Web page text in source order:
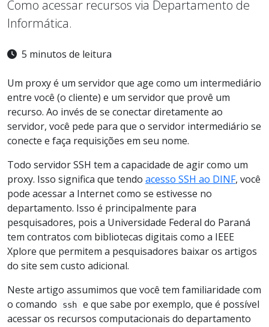
Como acessar recursos via Departamento de
Informática.
5 minutos de leitura
Um proxy é um servidor que age como um intermediário
entre você (o cliente) e um servidor que provê um
recurso. Ao invés de se conectar diretamente ao
servidor, você pede para que o servidor intermediário se
conecte e faça requisições em seu nome.
Todo servidor SSH tem a capacidade de agir como um
proxy. Isso significa que tendo acesso SSH ao DINF, você
pode acessar a Internet como se estivesse no
departamento. Isso é principalmente para
pesquisadores, pois a Universidade Federal do Paraná
tem contratos com bibliotecas digitais como a IEEE
Xplore que permitem a pesquisadores baixar os artigos
do site sem custo adicional.
Neste artigo assumimos que você tem familiaridade com
o comando
ssh
e que sabe por exemplo, que é possível
acessar os recursos computacionais do departamento